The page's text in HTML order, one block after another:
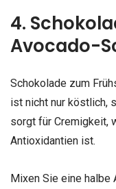
4.
Avocado-
Schokolade zum
ist nicht nur köstlich,
sorgt für Cremigkeit,
Antioxidantien ist.
Mixen Sie eine